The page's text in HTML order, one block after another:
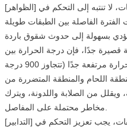
[الظواهر] عند لحام ألواح سميكة متعددة الطبقات، لا تنتبه إلى التحكم في
الفترة الفاصلة بين الطبقات طويلة
بسهولة إلى حدوث شقوق باردة
قصيرة جدًا، فإن درجة الحرارة بين
الطبقات ستتأثر. إذا كانت درجة الحرارة مرتفعة جدًا (تتجاوز 900 درجة
اللحام والمنطقة المتضررة من
من الصلابة واللدونة، ويترك
[التدابير] عند لحام الألواح السميكة متعددة الطبقات، يجب تعزيز التحكم في